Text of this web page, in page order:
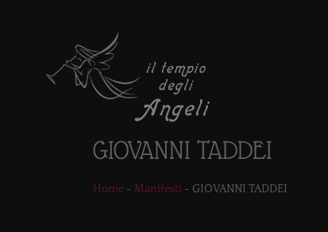
GIOVANNI TADDEI
Home - Manifesti - GIOVANNI TADDEI